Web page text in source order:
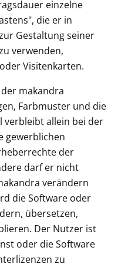
einzelne
die er in
Gestaltung seiner
verwenden,
Visitenkarten.
makandra
Farbmuster und die
verbleibt allein bei der
gewerblichen
der
darf er nicht
verändern
die Software oder
übersetzen,
Der Nutzer ist
oder die Software
zu